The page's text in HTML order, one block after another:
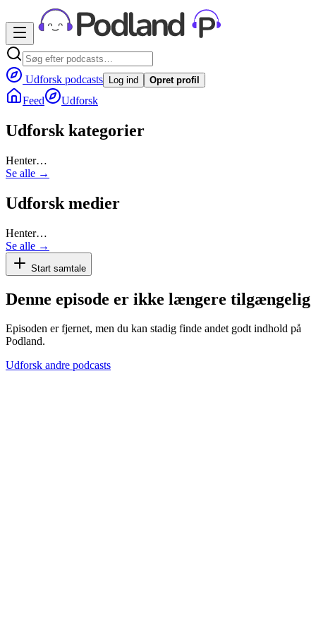
Udforsk podcasts Log ind Opret profil
Feed Udforsk
Udforsk kategorier
Henter…
Se alle →
Udforsk medier
Henter…
Se alle →
Start samtale
Denne episode er ikke længere tilgængelig
Episoden er fjernet, men du kan stadig finde andet godt indhold på
Podland.
Udforsk andre podcasts